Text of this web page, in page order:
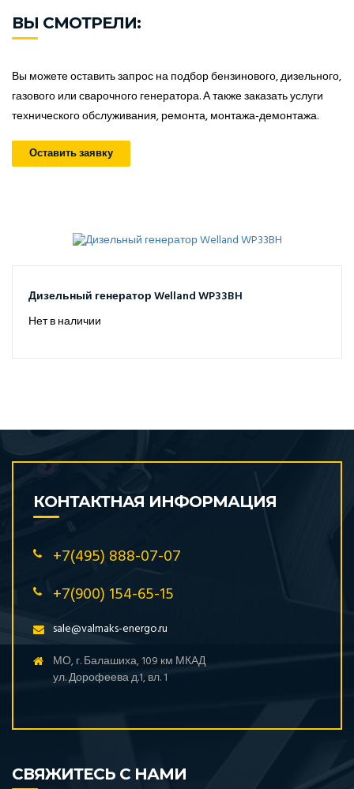
ВЫ СМОТРЕЛИ:
Вы можете оставить запрос на подбор бензинового, дизельного,
газового или сварочного генератора. А также заказать услуги
технического обслуживания, ремонта, монтажа-демонтажа.
Оставить заявку
Дизельный генератор Welland WP33BH
Нет в наличии
КОНТАКТНАЯ ИНФОРМАЦИЯ
+7(495) 888-07-07
+7(900) 154-65-15
sale@valmaks-energo.ru
МО, г. Балашиха, 109 км МКАД
ул. Дорофеева д.1, вл. 1
СВЯЖИТЕСЬ С НАМИ